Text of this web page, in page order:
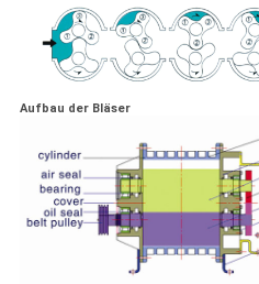
Aufbau der Bläser